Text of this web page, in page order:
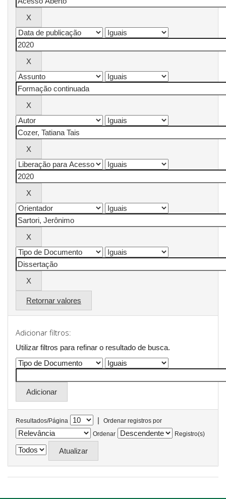
Retornar valores
Adicionar filtros:
Utilizar filtros para refinar o resultado de busca.
Resultados/Página |
Ordenar registros por
Ordenar
Registro(s)